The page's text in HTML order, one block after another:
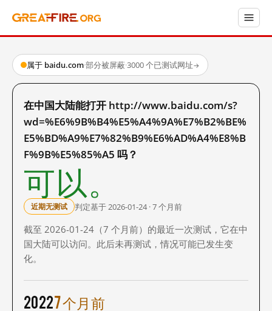
属于 baidu.com·部分被屏蔽·3000 个已测试网址→
在中国大陆能打开 http://www.baidu.com/s?
wd=%E6%9B%B4%E5%A4%9A%E7%B2%BE%
E5%BD%A9%E7%82%B9%E6%AD%A4%E8%B
F%9B%E5%85%A5 吗？
可以。
近期无测试 判定基于 2026-01-24 · 7 个月前
截至 2026-01-24（7 个月前）的最近一次测试，它在中
国大陆可以访问。此后未再测试，情况可能已发生变
化。
20227 个月前